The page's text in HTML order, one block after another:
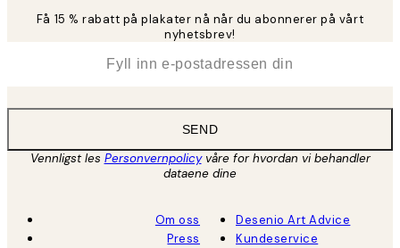
Få 15 % rabatt på plakater nå når du abonnerer på vårt
nyhetsbrev!
SEND
Vennligst les Personvernpolicyvåre for hvordan vi behandler
dataene dine
Om oss
Press
Desenio Art Advice
Kundeservice